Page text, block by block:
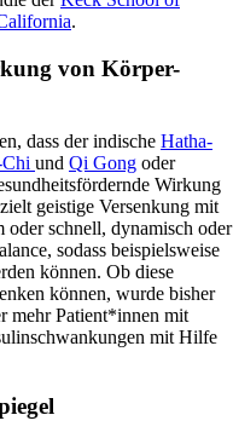
.
von Körper-
dass der indische Hatha-
und Qi Gong oder
Wirkung
geistige Versenkung mit
schnell, dynamisch oder
sodass beispielsweise
können. Ob diese
können, wurde bisher
mehr Patient*innen mit
mit Hilfe